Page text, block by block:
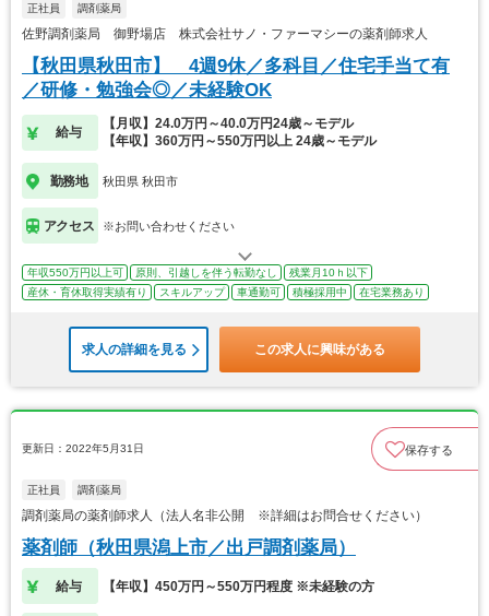
正社員 調剤薬局
佐野調剤薬局 御野場店 株式会社サノ・ファーマシーの薬剤師求人
【秋田県秋田市】 4週9休／多科目／住宅手当て有
／研修・勉強会◎／未経験OK
給与
【月収】24.0万円～40.0万円24歳～モデル
【年収】360万円～550万円以上 24歳～モデル
勤務地 秋田県 秋田市
アクセス ※お問い合わせください
年収550万円以上可 原則、引越しを伴う転勤なし
残業月10ｈ以下
産休・育休取得実績有り
スキルアップ 車通勤可 積極採用中 在宅業務あり
求人の詳細を見る この求人に興味がある
更新日：2022年5月31日 保存する
正社員 調剤薬局
調剤薬局の薬剤師求人（法人名非公開 ※詳細はお問合せください）
薬剤師（秋田県潟上市／出戸調剤薬局）
給与 【年収】450万円～550万円程度 ※未経験の方